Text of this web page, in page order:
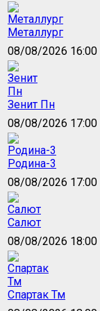
Металлург
08/08/2026 16:00
Зенит Пн
08/08/2026 17:00
Родина-3
08/08/2026 17:00
Салют
08/08/2026 18:00
Спартак Тм